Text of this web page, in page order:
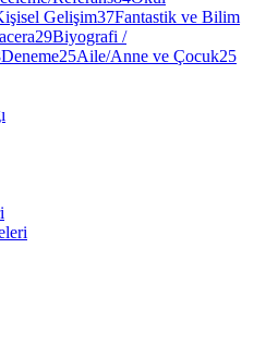
Gelişim37Fantastik ve Bilim
29Biyografi /
Deneme25Aile/Anne ve Çocuk25